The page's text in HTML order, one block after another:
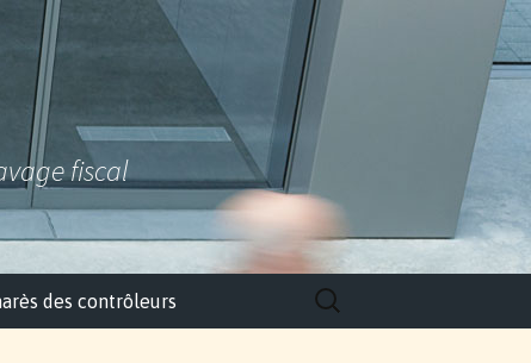
fiscal
des contrôleurs
Rechercher :